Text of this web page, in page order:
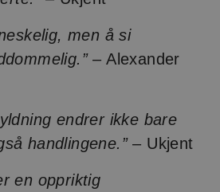
men å si
– Alexander
endrer ikke bare
handlingene.”– Ukjent
en oppriktig